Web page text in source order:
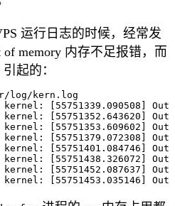
运行日志的时候，经常发
memory 内存不足报错，而
引起的：
log/kern.log
[55751339.090508] Out
[55751352.643620] Out
[55751353.609602] Out
[55751379.072308] Out
[55751401.084746] Out
[55751438.326072] Out
[55751452.087637] Out